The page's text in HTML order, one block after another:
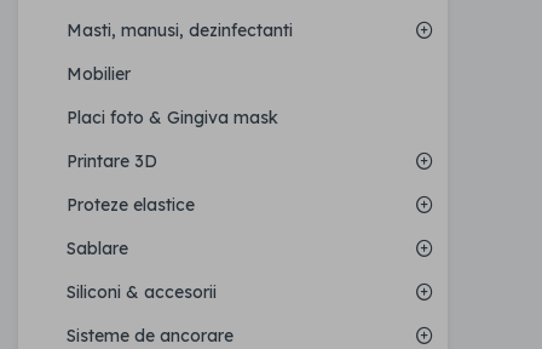
Masti, manusi, dezinfectanti
Mobilier
Placi foto & Gingiva mask
Printare 3D
Proteze elastice
Sablare
Siliconi & accesorii
Sisteme de ancorare